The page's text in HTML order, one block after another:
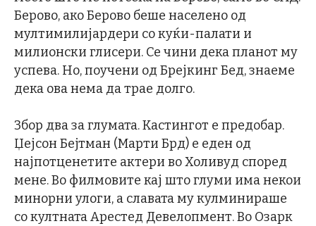
Берово, ако Берово беше населено од
мултимилијардери со куќи-палати и
милионски глисери. Се чини дека планот му
успева. Но, поучени од Брејкинг Бед, знаеме
дека ова нема да трае долго.
Збор два за глумата. Кастингот е предобар.
Џејсон Бејтман (Марти Брд) е еден од
најпотценетите актери во Холивуд според
мене. Во филмовите кај што глуми има некои
минорни улоги, а славата му кулминираше
со култната Арестед Девелопмент. Во Озарк